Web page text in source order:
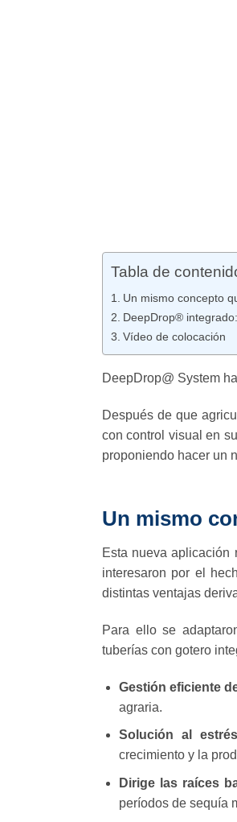
Tabla de
Un mismo concepto
DeepDrop®
Vídeo de colocación
DeepDrop@ System
Después de que
con control visual en
proponiendo hacer un
Un mismo
Esta nueva aplicación
interesaron por el
distintas ventajas
Para ello se
tuberías con gotero
Gestión eficiente
agraria.
Solución al
crecimiento y la
Dirige las raíces
períodos de sequía